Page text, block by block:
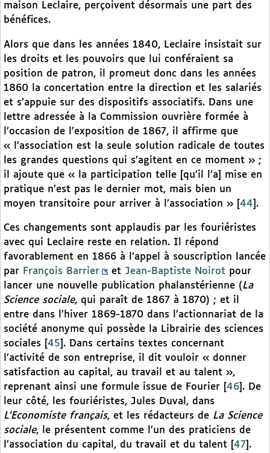
maison Leclaire, perçoivent désormais une part des
bénéfices.
Alors que dans les années 1840, Leclaire insistait sur
les droits et les pouvoirs que lui conféraient sa
position de patron, il promeut donc dans les années
1860 la concertation entre la direction et les salariés
et s’appuie sur des dispositifs associatifs. Dans une
lettre adressée à la Commission ouvrière formée à
l’occasion de l’exposition de 1867, il affirme que
« l’association est la seule solution radicale de toutes
les grandes questions qui s’agitent en ce moment » ;
il ajoute que « la participation telle [qu’il l’a] mise en
pratique n’est pas le dernier mot, mais bien un
moyen transitoire pour arriver à l’association »
44 .
Ces changements sont applaudis par les fouriéristes
avec qui Leclaire reste en relation. Il répond
favorablement en 1866 à l’appel à souscription lancée
par François Barrier et Jean-Baptiste Noirot pour
lancer une nouvelle publication phalanstérienne (La
Science sociale, qui paraît de 1867 à 1870) ; et il
entre dans l’hiver 1869-1870 dans l’actionnariat de la
société anonyme qui possède la Librairie des sciences
sociales
45 . Dans certains textes concernant
l’activité de son entreprise, il dit vouloir « donner
satisfaction au capital, au travail et au talent »,
reprenant ainsi une formule issue de Fourier
46 . De
leur côté, les fouriéristes, Jules Duval, dans
L’Economiste français, et les rédacteurs de La Science
sociale, le présentent comme l’un des praticiens de
l’association du capital, du travail et du talent
47 .